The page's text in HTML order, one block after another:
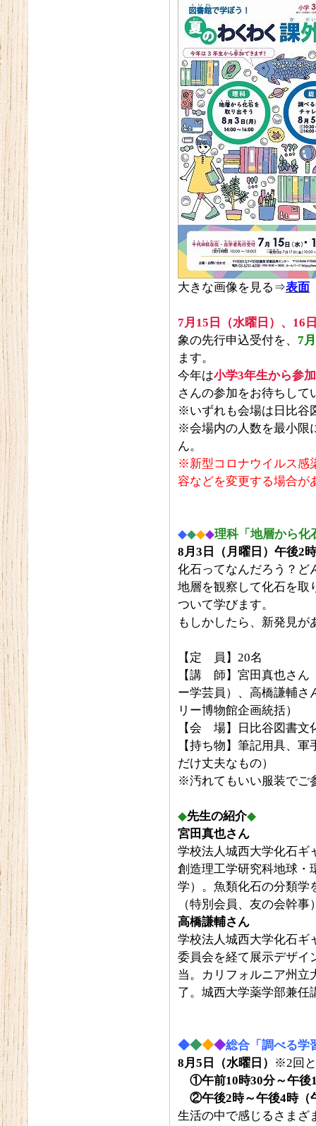
大きな画像を見る⇒表面
7月15日（水曜日）、16
象の先行申込受付を、 7
ます。
今年は小学3年生から参
さんの参加をお待ちして
※いずれも会場は日比谷
※会場内の人数を最小限
ん。
※新型コロナウイルス感
容などを変更する場合が
◆◆◆◆理科「地層から化
8月3日（月曜日）午後2
化石ってなんだろう？ど
地層を観察して化石を取
ついて学びます。
もしかしたら、新発見が
【定 員】20名
【講 師】宮田真也さん
ー学芸員）、高橋謙輔さ
リー博物館企画統括）
【会 場】日比谷図書文
【持ち物】筆記用具、
だけ丈夫なもの）
※汚れてもいい服装でご
◆先生の紹介◆
宮田真也さん
学校法人城西大学化石ギ
創造理工学研究科地球・
学）。魚類化石の分類学
（特別会員、友の会幹
高橋謙輔さん
学校法人城西大学化石ギ
委員会を経て展示デザイ
当。カリフォルニア州立
了。城西大学薬学部兼任
◆◆◆◆総合「調べる学
8月5日（水曜日）
※2回
①午前10時30分～午後
②午後2時～午後4時（
生活の中で感じるさまざ